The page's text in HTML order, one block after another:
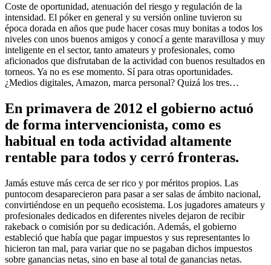
Coste de oportunidad, atenuación del riesgo y regulación de la
intensidad. El póker en general y su versión online tuvieron su
época dorada en años que pude hacer cosas muy bonitas a todos los
niveles con unos buenos amigos y conocí a gente maravillosa y muy
inteligente en el sector, tanto amateurs y profesionales, como
aficionados que disfrutaban de la actividad con buenos resultados en
torneos. Ya no es ese momento. Sí para otras oportunidades.
¿Medios digitales, Amazon, marca personal? Quizá los tres…
En primavera de 2012 el gobierno actuó
de forma intervencionista, como es
habitual en toda actividad altamente
rentable para todos y cerró fronteras.
Jamás estuve más cerca de ser rico y por méritos propios. Las
puntocom desaparecieron para pasar a ser salas de ámbito nacional,
convirtiéndose en un pequeño ecosistema. Los jugadores amateurs y
profesionales dedicados en diferentes niveles dejaron de recibir
rakeback o comisión por su dedicación. Además, el gobierno
estableció que había que pagar impuestos y sus representantes lo
hicieron tan mal, para variar que no se pagaban dichos impuestos
sobre ganancias netas, sino en base al total de ganancias netas.